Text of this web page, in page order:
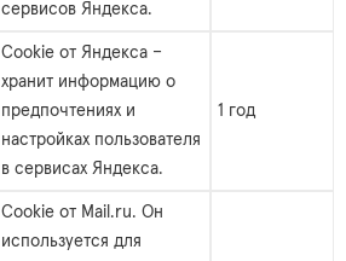
сервисов Яндекса.
Cookie от Яндекса –
хранит информацию о
предпочтениях и
настройках пользователя
в сервисах Яндекса.
1 год
Cookie от Mail.ru. Он
используется для